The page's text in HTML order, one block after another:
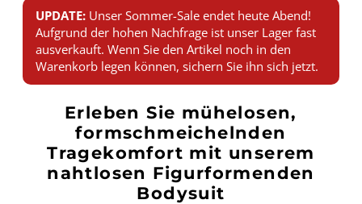
UPDATE: Unser Sommer-Sale endet heute Abend!
Aufgrund der hohen Nachfrage ist unser Lager fast
ausverkauft. Wenn Sie den Artikel noch in den
Warenkorb legen können, sichern Sie ihn sich jetzt.
Erleben Sie mühelosen,
formschmeichelnden
Tragekomfort mit unserem
nahtlosen Figurformenden
Bodysuit